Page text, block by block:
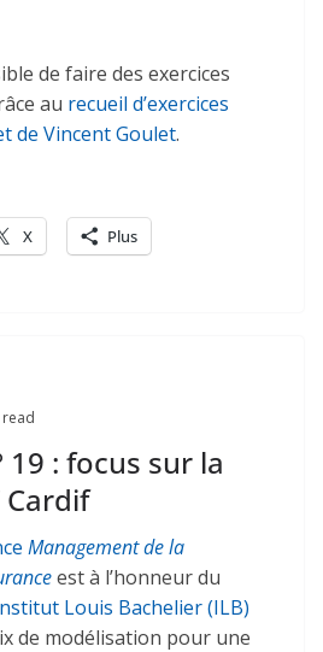
de faire des exercices
au recueil d’exercices
de Vincent Goulet.
X Plus
19 : focus sur la
Cardif
Management de la
est à l’honneur du
Louis Bachelier (ILB)
de modélisation pour une